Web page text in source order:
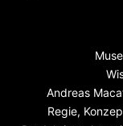
Andreas
Regie,